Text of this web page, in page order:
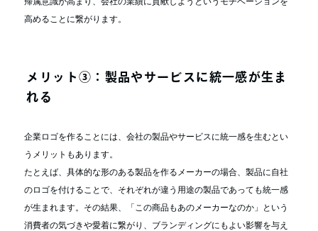
高めることに繋がります。
メリット③：製品やサービスに統一感が生ま
れる
企業ロゴを作ることには、会社の製品やサービスに統一感を生むとい
うメリットもあります。
たとえば、具体的な形のある製品を作るメーカーの場合、製品に自社
のロゴを付けることで、それぞれが違う用途の製品であっても統一感
が生まれます。その結果、「この商品もあのメーカーなのか」という
消費者の気づきや愛着に繋がり、ブランディングにもよい影響を与え